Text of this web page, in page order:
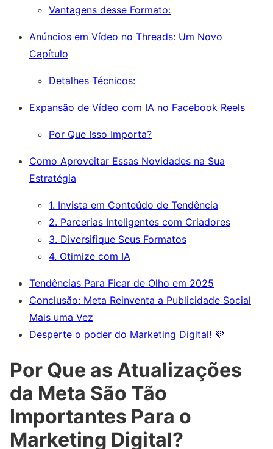
Vantagens desse Formato:
Anúncios em Vídeo no Threads: Um Novo
Capítulo
Detalhes Técnicos:
Expansão de Vídeo com IA no Facebook Reels
Por Que Isso Importa?
Como Aproveitar Essas Novidades na Sua
Estratégia
1. Invista em Conteúdo de Tendência
2. Parcerias Inteligentes com Criadores
3. Diversifique Seus Formatos
4. Otimize com IA
Tendências Para Ficar de Olho em 2025
Conclusão: Meta Reinventa a Publicidade Social
Mais uma Vez
Desperte o poder do Marketing Digital! 💜
Por Que as Atualizações
da Meta São Tão
Importantes Para o
Marketing Digital?